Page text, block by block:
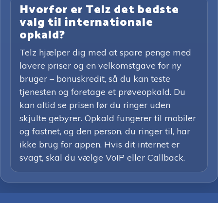
Hvorfor er Telz det bedste
valg til internationale
opkald?
Telz hjælper dig med at spare penge med
lavere priser og en velkomstgave for ny
bruger – bonuskredit, så du kan teste
tjenesten og foretage et prøveopkald. Du
kan altid se prisen før du ringer uden
skjulte gebyrer. Opkald fungerer til mobiler
og fastnet, og den person, du ringer til, har
ikke brug for appen. Hvis dit internet er
svagt, skal du vælge VoIP eller Callback.